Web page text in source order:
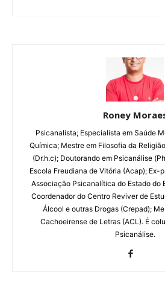
Roney
Psicanalista; Especialista em Saúde
Química; Mestre em Filosofia da
(Dr.h.c); Doutorando em Psicanálise
Escola Freudiana de Vitória (Acap); Ex-
Associação Psicanalítica do Estado do
Coordenador do Centro Reviver de
Álcool e outras Drogas (Crepad);
Cachoeirense de Letras (ACL). É
Psicanálise.